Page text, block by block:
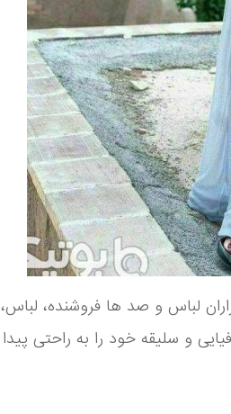
لباس و صد ها فروشنده، لباس،
و سلیقه خود را به راحتی پیدا